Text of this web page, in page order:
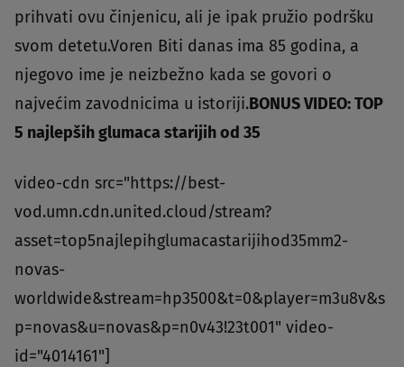
prihvati ovu činjenicu, ali je ipak pružio podršku
svom detetu.Voren Biti danas ima 85 godina, a
njegovo ime je neizbežno kada se govori o
najvećim zavodnicima u istoriji.BONUS VIDEO: TOP
5 najlepših glumaca starijih od 35
video-cdn src="https://best-
vod.umn.cdn.united.cloud/stream?
asset=top5najlepihglumacastarijihod35mm2-
novas-
worldwide&stream=hp3500&t=0&player=m3u8v&s
p=novas&u=novas&p=n0v43!23t001" video-
id="4014161"]